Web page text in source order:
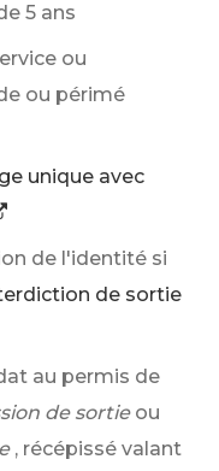
5 ans
ou
ou périmé
unique avec
de l'identité si
de sortie
au permis de
de sortie ou
, récépissé valant